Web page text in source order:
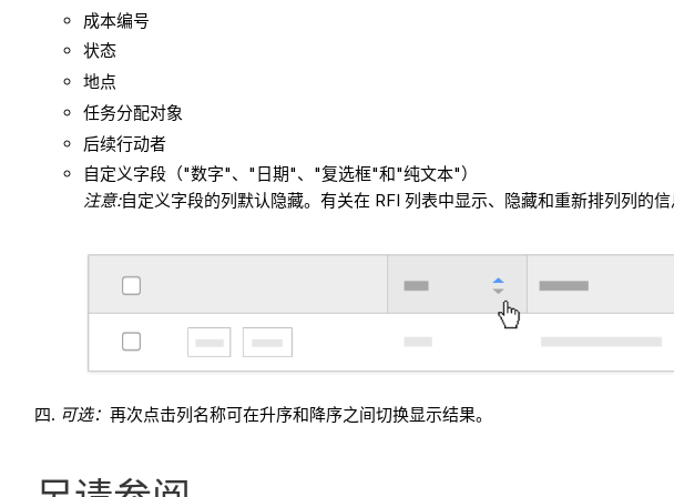
成本编号
状态
地点
任务分配对象
后续行动者
自定义字段（"数字"、"日期"、"复选框"和"纯文本"）
注意:自定义字段的列默认隐藏。有关在 RFI 列表中显示、隐藏和重新排列列的
可选：再次点击列名称可在升序和降序之间切换显示结果。